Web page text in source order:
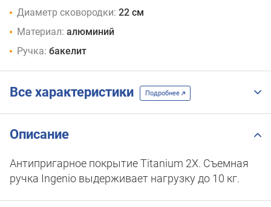
Диаметр сковородки: 22 см
Материал: алюминий
Ручка: бакелит
Все характеристики Подробнее
Описание
Антипригарное покрытие Titanium 2X. Съемная
ручка Ingenio выдерживает нагрузку до 10 кг.